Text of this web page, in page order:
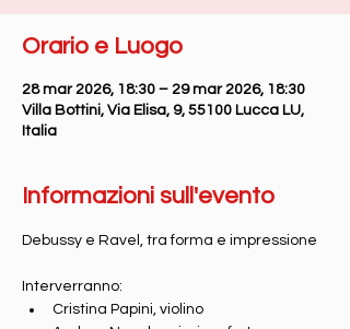
Orario e Luogo
28 mar 2026, 18:30 – 29 mar 2026, 18:30
Villa Bottini, Via Elisa, 9, 55100 Lucca LU,
Italia
Informazioni sull'evento
Debussy e Ravel, tra forma e impressione
Interverranno:
Cristina Papini, violino